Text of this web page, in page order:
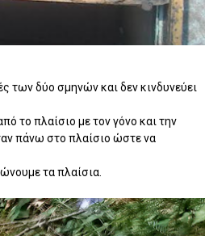
των δύο σμηνών και δεν κινδυνεύει
το πλαίσιο με τον γόνο και την
πάνω στο πλαίσιο ώστε να
τα πλαίσια.